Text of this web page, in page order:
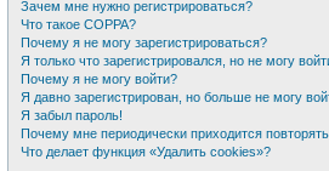
Зачем мне нужно регистрироваться?
Что такое COPPA?
Почему я не могу зарегистрироваться?
Я только что зарегистрировался, но не могу
Почему я не могу войти?
Я давно зарегистрирован, но больше не могу
Я забыл пароль!
Почему мне периодически приходится
Что делает функция «Удалить cookies»?